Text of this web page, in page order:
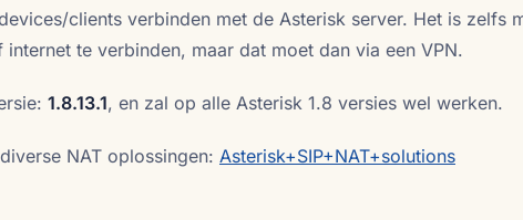
clients verbinden met de Asterisk server. Het is zelfs
internet te verbinden, maar dat moet dan via een VPN.
1.8.13.1, en zal op alle Asterisk 1.8 versies wel werken.
NAT oplossingen: Asterisk+SIP+NAT+solutions